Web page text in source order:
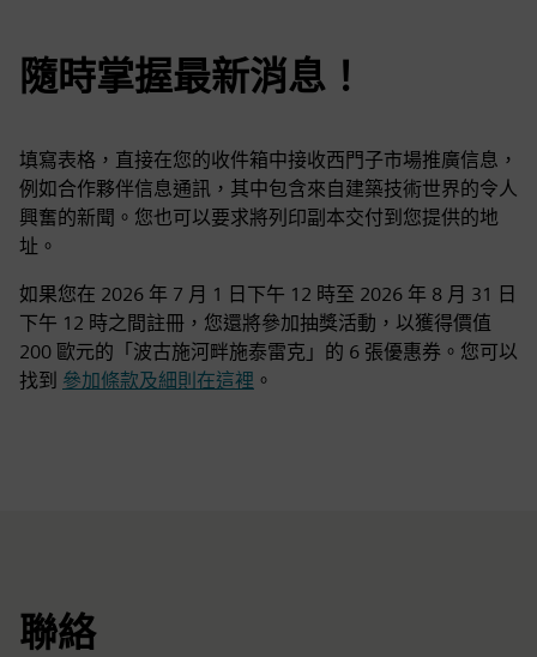
隨時掌握最新消息！
填寫表格，直接在您的收件箱中接收西門子市場推廣信息，
例如合作夥伴信息通訊，其中包含來自建築技術世界的令人
興奮的新聞。您也可以要求將列印副本交付到您提供的地
址。
如果您在 2026 年 7 月 1 日下午 12 時至 2026 年 8 月 31 日
下午 12 時之間註冊，您還將參加抽獎活動，以獲得價值
200 歐元的「波古施河畔施泰雷克」的 6 張優惠券。您可以
找到 參加條款及細則在這裡 。
聯絡